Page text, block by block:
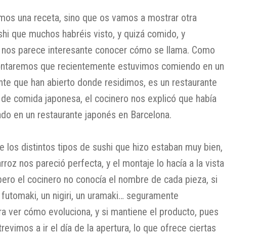
una receta, sino que os vamos a mostrar otra
que muchos habréis visto, y quizá comido, y
parece interesante conocer cómo se llama. Como
que recientemente estuvimos comiendo en un
que han abierto donde residimos, es un restaurante
comida japonesa, el cocinero nos explicó que había
en un restaurante japonés en Barcelona.
los distintos tipos de sushi que hizo estaban muy bien,
nos pareció perfecta, y el montaje lo hacía a la vista
el cocinero no conocía el nombre de cada pieza, si
un nigiri, un uramaki… seguramente
ver cómo evoluciona, y si mantiene el producto, pues
a ir el día de la apertura, lo que ofrece ciertas